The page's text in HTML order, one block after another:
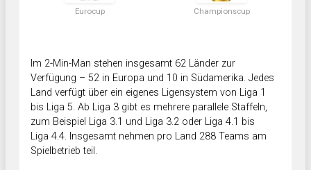
Eurocup Championscup
Im 2-Min-Man stehen insgesamt 62 Länder zur
Verfügung – 52 in Europa und 10 in Südamerika. Jedes
Land verfügt über ein eigenes Ligensystem von Liga 1
bis Liga 5. Ab Liga 3 gibt es mehrere parallele Staffeln,
zum Beispiel Liga 3.1 und Liga 3.2 oder Liga 4.1 bis
Liga 4.4. Insgesamt nehmen pro Land 288 Teams am
Spielbetrieb teil.